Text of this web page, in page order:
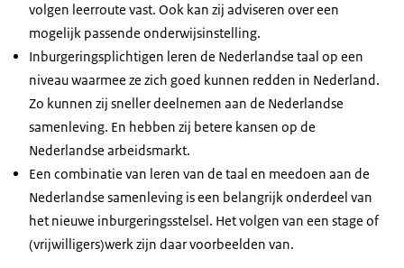
volgen leerroute vast. Ook kan zij adviseren over een
mogelijk passende onderwijsinstelling.
Inburgeringsplichtigen leren de Nederlandse taal op een
niveau waarmee ze zich goed kunnen redden in Nederland.
Zo kunnen zij sneller deelnemen aan de Nederlandse
samenleving. En hebben zij betere kansen op de
Nederlandse arbeidsmarkt.
Een combinatie van leren van de taal en meedoen aan de
Nederlandse samenleving is een belangrijk onderdeel van
het nieuwe inburgeringsstelsel. Het volgen van een stage of
(vrijwilligers)werk zijn daar voorbeelden van.